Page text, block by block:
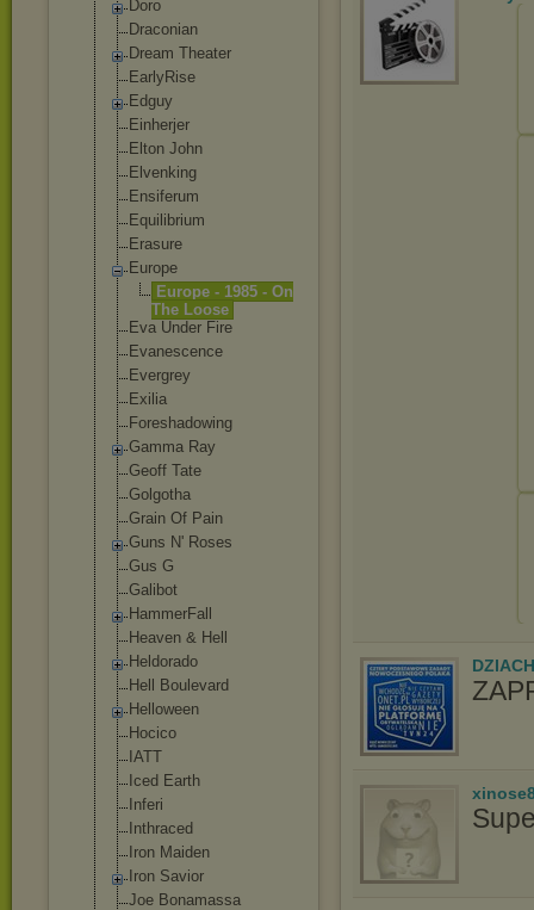
Doro
Draconian
Dream Theater
EarlyRise
Edguy
Einherjer
Elton John
Elvenking
Ensiferum
Equilibrium
Erasure
Europe
Europe - 1985 - On
The Loose
Eva Under Fire
Evanescence
Evergrey
Exilia
Foreshadowing
Gamma Ray
Geoff Tate
Golgotha
Grain Of Pain
Guns N' Roses
Gus G
Gаlibоt
HammerFall
Heaven & Hell
Heldorado
Hell Boulevard
Helloween
Hocico
IATT
Iced Earth
Inferi
Inthraced
Iron Maiden
Iron Savior
Joe Bonamassa